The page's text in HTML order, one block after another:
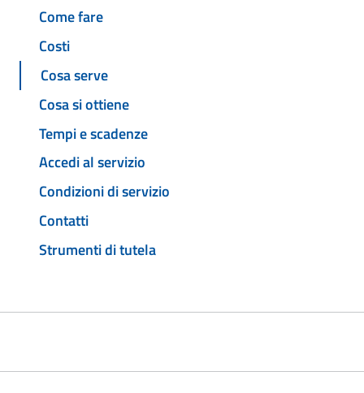
Come fare
Costi
Cosa serve
Cosa si ottiene
Tempi e scadenze
Accedi al servizio
Condizioni di servizio
Contatti
Strumenti di tutela